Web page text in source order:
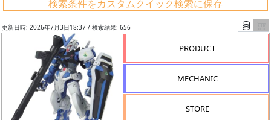
検索条件をカスタムクイック検索に保存
更新日時: 2026年7月3日18:37 / 検索結果: 656
PRODUCT
MECHANIC
STORE